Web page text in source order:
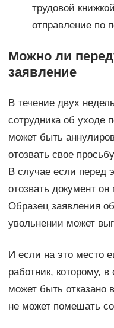
трудовой
отправление по
Можно ли
заявление
В течение двух
сотрудника об уходе
может быть
отозвать свое
В случае если перед
отозвать документ
Образец заявления
увольнении может
И если на это место
работник, которому,
может быть отказано
не может помешать